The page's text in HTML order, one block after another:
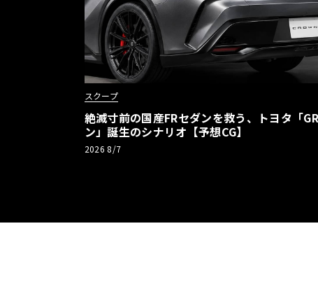
スクープ
絶滅寸前の国産FRセダンを救う、トヨタ「
ン」誕生のシナリオ【予想CG】
2026 8/7